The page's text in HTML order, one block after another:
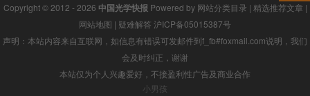
Copyright © 2012 - 2026 中国光学快报 Powered by 网站分类目录 | 精选推荐文章 |
网站地图 | 疑难解答 沪ICP备05015387号
声明：本站内容来自互联网，如信息有错误可发邮件到f_fb#foxmail.com说明，我们
会及时纠正，谢谢
本站仅为个人兴趣爱好，不接盈利性广告及商业合作
小男孩